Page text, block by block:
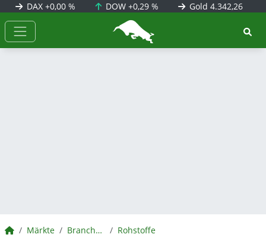
DAX +0,00 % DOW+0,29 % Gold 4.342,26
BörsenNEWS.de
BörsenNEWS.de
Märkte Branchen Rohstoffe